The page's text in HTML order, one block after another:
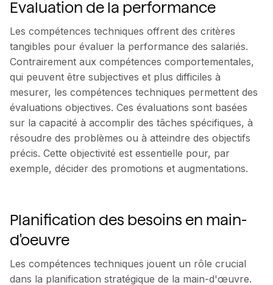
Evaluation de la performance
Les compétences techniques offrent des critères
tangibles pour évaluer la performance des salariés.
Contrairement aux compétences comportementales,
qui peuvent être subjectives et plus difficiles à
mesurer, les compétences techniques permettent des
évaluations objectives. Ces évaluations sont basées
sur la capacité à accomplir des tâches spécifiques, à
résoudre des problèmes ou à atteindre des objectifs
précis. Cette objectivité est essentielle pour, par
exemple, décider des promotions et augmentations.
Planification des besoins en main-
d'oeuvre
Les compétences techniques jouent un rôle crucial
dans la planification stratégique de la main-d'œuvre.